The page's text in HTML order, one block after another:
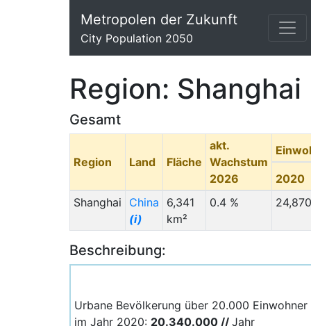
Metropolen der Zukunft
City Population 2050
Region: Shanghai
Gesamt
Region Land Fläche
akt.
Wachstum
2026
2020
Shanghai
China
(i)
6,341
km²
0.4 %
Beschreibung:
Urbane Bevölkerung über 20.000 Einwohner
im Jahr 2020: 20.340.000 // Jahr